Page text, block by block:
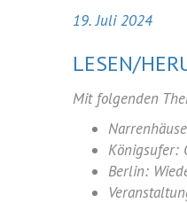
19. Juli 2024
LESEN/
Mit folgenden
Königsufer:
Berlin: